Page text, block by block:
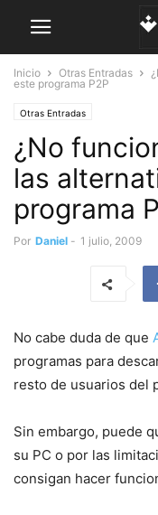
Inicio Otras Entradas
este programa P2P
Otras Entradas
¿No
las
programa
Por Daniel - 1 julio, 2009
No cabe duda de que
programas para
resto de usuarios del
Sin embargo, puede
su PC o por las
consigan hacer